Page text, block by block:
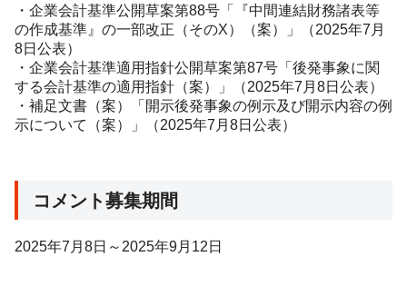
・企業会計基準公開草案第88号「『中間連結財務諸表等
の作成基準』の一部改正（そのX）（案）」（2025年7月
8日公表）
・企業会計基準適用指針公開草案第87号「後発事象に関
する会計基準の適用指針（案）」（2025年7月8日公表）
・補足文書（案）「開示後発事象の例示及び開示内容の例
示について（案）」（2025年7 月 8日公表）
コメント募集期間
2025年7月8日～2025年9月12日